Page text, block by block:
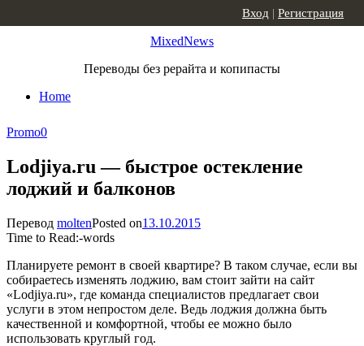
MixedNews
Переводы без рерайта и копипасты
Home
Вход | Регистрация
Promo0
Lodjiya.ru — быстрое остекление
лоджий и балконов
Перевод moltenPosted on13.10.2015
Time to Read:-words
Планируете ремонт в своей квартире? В таком случае, если вы
собираетесь изменять лоджию, вам стоит зайти на сайт
«Lodjiya.ru», где команда специалистов предлагает свои
услуги в этом непростом деле. Ведь лоджия должна быть
качественной и комфортной, чтобы ее можно было
использовать круглый год.